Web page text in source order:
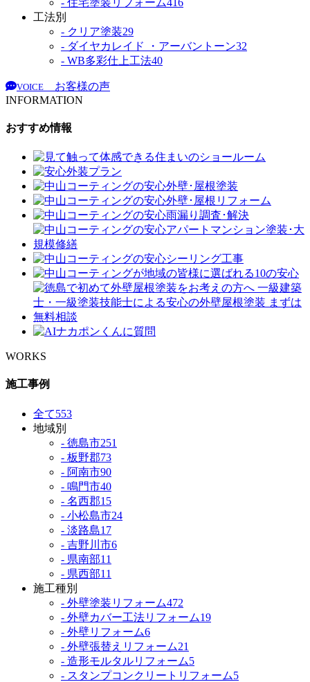
工法別
- クリア塗装29
- ダイヤカレイド ・アーバントーン32
- WB多彩仕上工法40
VOICE
お客様の声
INFORMATION
おすすめ情報
WORKS
施工事例
全て553
地域別
- 徳島市251
- 板野郡73
- 阿南市90
- 鳴門市40
- 名西郡15
- 小松島市24
- 淡路島17
- 吉野川市6
- 県南部11
- 県西部11
施工種別
- 外壁塗装リフォーム472
- 外壁カバー工法リフォーム19
- 外壁リフォーム6
- 外壁張替えリフォーム21
- 造形モルタルリフォーム5
- スタンプコンクリートリフォーム5